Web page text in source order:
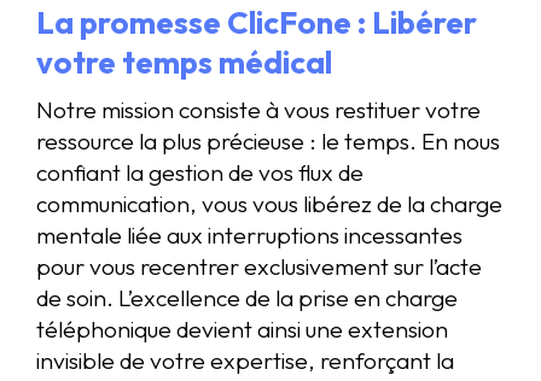
La promesse ClicFone : Libérer
votre temps médical
Notre mission consiste à vous restituer votre
ressource la plus précieuse : le temps. En nous
confiant la gestion de vos flux de
communication, vous vous libérez de la charge
mentale liée aux interruptions incessantes
pour vous recentrer exclusivement sur l’acte
de soin. L’excellence de la prise en charge
téléphonique devient ainsi une extension
invisible de votre expertise, renforçant la